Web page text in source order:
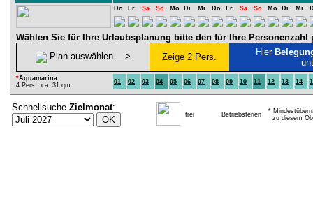
Do Fr Sa So Mo Di Mi Do Fr Sa So Mo Di Mi
Wählen Sie für Ihre Urlaubsplanung bitte den für Ihre Personenzahl
Plan auswählen ―>
Zeige 2 Pers. Hier
*Aquamarina
4 Pers., ca. 31 qm
01 02 03 04 05 06 07 08 09 10 11 12 13 14
Schnellsuche Zielmonat:
frei Betriebsferien
*
zu diesem